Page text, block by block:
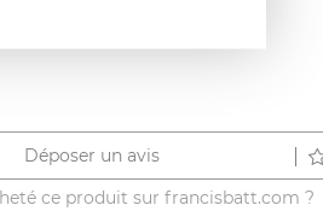
Déposer un avis
ce produit sur francisbatt.com ?